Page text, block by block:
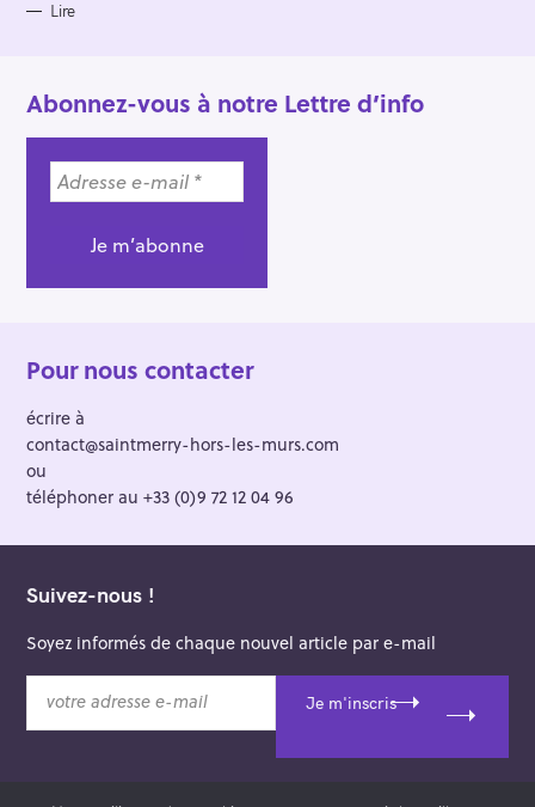
Lire
Abonnez-vous à notre Lettre d’info
Pour nous contacter
écrire à
contact@saintmerry-hors-les-murs.com
ou
téléphoner au +33 (0)9 72 12 04 96
Suivez-nous !
Soyez informés de chaque nouvel article par e-mail
t
Je m'inscris